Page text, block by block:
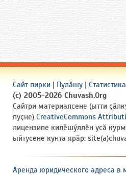
Сайт пирки | Пулӑшу | Статистика
(c) 2005-2026 Chuvash.Org
Сайтри материалсене (ытти
пуҫне) CreativeCommons
лицензипе килӗшӳллӗн усӑ
ыйтусене кунта ярӑр:
Аренда юридического адреса в